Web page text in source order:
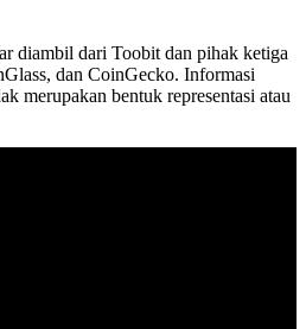
diambil dari Toobit dan pihak ketiga
dan CoinGecko. Informasi
merupakan bentuk representasi atau